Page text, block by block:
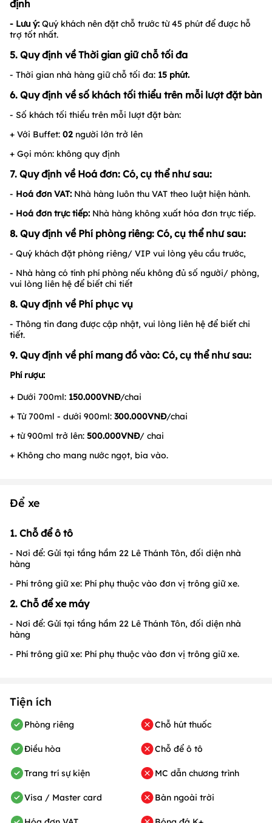
định
- Lưu ý: Quý khách nên đặt chỗ trước từ 45 phút để được hỗ
trợ tốt nhất.
5. Quy định về Thời gian giữ chỗ tối đa
- Thời gian nhà hàng giữ chỗ tối đa: 15 phút.
6. Quy định về số khách tối thiểu trên mỗi lượt đặt bàn
- Số khách tối thiểu trên mỗi lượt đặt bàn:
+ Với Buffet: 02 người lớn trở lên
+ Gọi món: không quy định
7. Quy định về Hoá đơn: Có, cụ thể như sau:
- Hoá đơn VAT: Nhà hàng luôn thu VAT theo luật hiện hành.
- Hoá đơn trực tiếp: Nhà hàng không xuất hóa đơn trực tiếp.
8. Quy định về Phí phòng riêng: Có, cụ thể như sau:
- Quý khách đặt phòng riêng/ VIP vui lòng yêu cầu trước,
- Nhà hàng có tính phí phòng nếu không đủ số người/ phòng,
vui lòng liên hệ để biết chi tiết
8. Quy định về Phí phục vụ
- Thông tin đang được cập nhật, vui lòng liên hệ để biết chi
tiết.
9. Quy định về phí mang đồ vào: Có, cụ thể như sau:
Phí rượu:
+ Dưới 700ml: 150.000VNĐ/chai
+ Từ 700ml - dưới 900ml: 300.000VNĐ/chai
+ từ 900ml trở lên: 500.000VNĐ/ chai
+ Không cho mang nước ngọt, bia vào.
Để xe
1. Chỗ để ô tô
- Nơi để: Gửi tại tầng hầm 22 Lê Thánh Tôn, đối diện nhà
hàng
- Phí trông giữ xe: Phí phụ thuộc vào đơn vị trông giữ xe.
2. Chỗ để xe máy
- Nơi để: Gửi tại tầng hầm 22 Lê Thánh Tôn, đối diện nhà
hàng
- Phí trông giữ xe: Phí phụ thuộc vào đơn vị trông giữ xe.
Tiện ích
Phòng riêng
Điều hòa
Trang trí sự kiện
Visa / Master card
Chỗ hút thuốc
Chỗ để ô tô
MC dẫn chương trình
Bàn ngoài trời